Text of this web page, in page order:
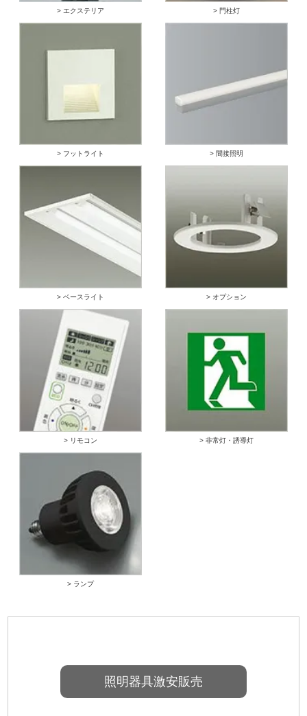
> エクステリア > 門柱灯
> フットライト > 間接照明
> ベースライト > オプション
> リモコン > 非常灯・誘導灯
> ランプ
照明器具激安販売